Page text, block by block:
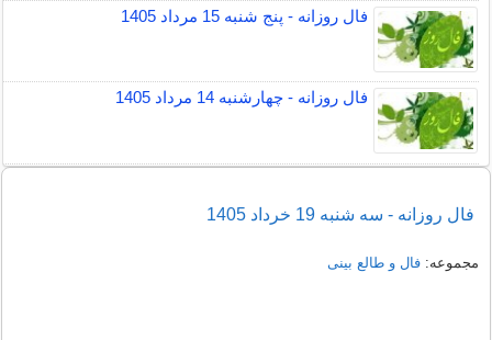
فال روزانه - پنج شنبه 15 مرداد 1405
فال روزانه - چهارشنبه 14 مرداد 1405
فال روزانه - سه شنبه 19 خرداد 1405
مجموعه:فال و طالع بینی